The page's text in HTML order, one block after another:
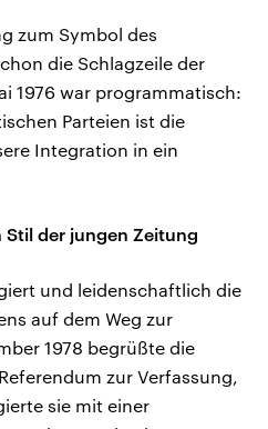
zum Symbol des
die Schlagzeile der
1976 war programmatisch:
Parteien ist die
Integration in ein
der jungen Zeitung
und leidenschaftlich die
auf dem Weg zur
1978 begrüßte die
zur Verfassung,
sie mit einer